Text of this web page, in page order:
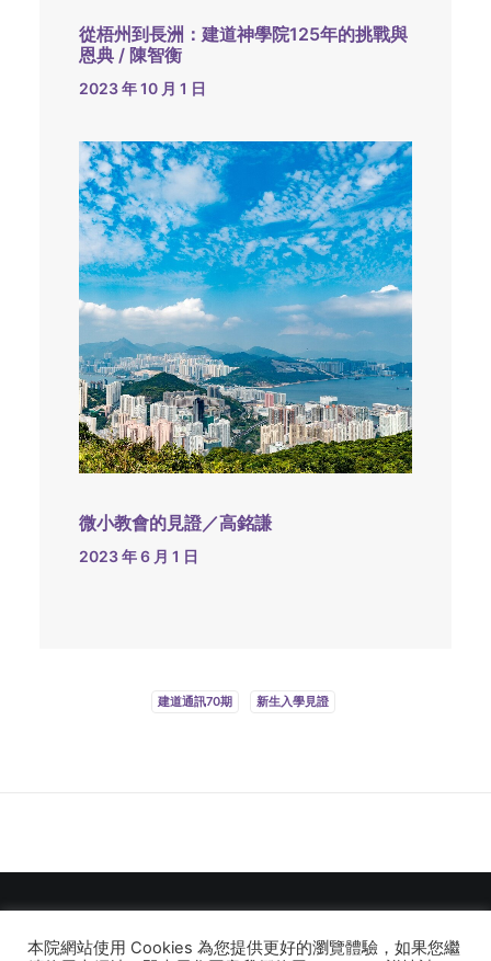
從梧州到長洲：建道神學院125年的挑戰與
恩典 / 陳智衡
2023 年 10 月 1 日
微小教會的見證／高銘謙
2023 年 6 月 1 日
建道通訊70期 新生入學見證
© 2026 建道神學院Alliance Bible Seminary. All rights reserved
本院網站使用 Cookies 為您提供更好的瀏覽體驗，如果您繼